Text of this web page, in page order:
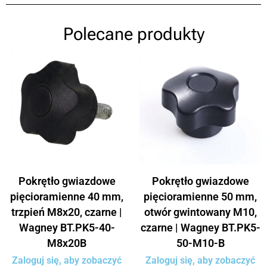
Polecane produkty
Pokrętło gwiazdowe
pięcioramienne 40 mm,
trzpień M8x20, czarne |
Wagney BT.PK5-40-
M8x20B
Zaloguj się, aby zobaczyć
Pokrętło gwiazdowe
pięcioramienne 50 mm,
otwór gwintowany M10,
czarne | Wagney BT.PK5-
50-M10-B
Zaloguj się, aby zobaczyć